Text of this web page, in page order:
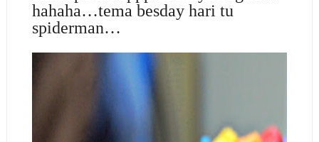
hahaha…tema besday hari tu
spiderman…